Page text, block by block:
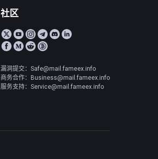
社区
漏洞提交：Safe@mail.fameex.info
商务合作：Business@mail.fameex.info
服务支持：Service@mail.fameex.info